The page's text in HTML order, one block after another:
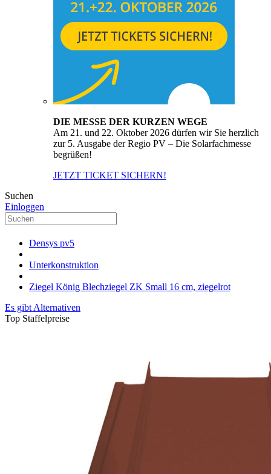
DIE MESSE DER KURZEN WEGE
Am 21. und 22. Oktober 2026 dürfen wir Sie herzlich
zur 5. Ausgabe der Regio PV – Die Solarfachmesse
begrüßen!
JETZT TICKET SICHERN!
Suchen
Einloggen
Densys pv5
Unterkonstruktion
Ziegel König Blechziegel ZK Small 16 cm, ziegelrot
Es gibt Alternativen
Top Staffelpreise